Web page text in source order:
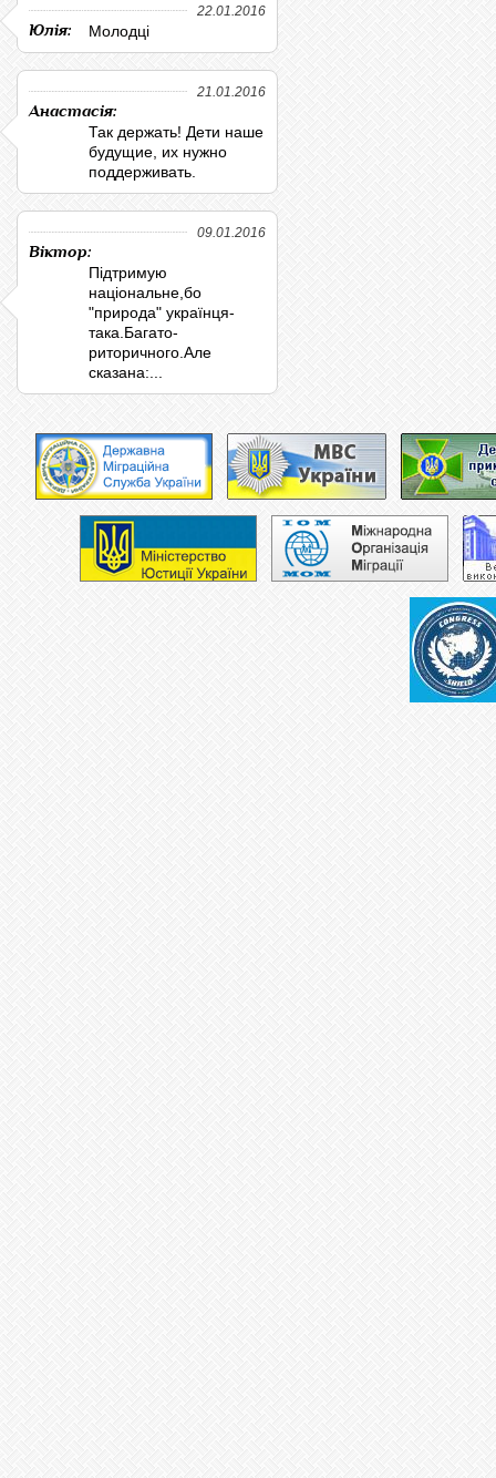
22.01.2016
Юлія: Молодці
21.01.2016
Анастасія:
Так держать! Дети наше
будущие, их нужно
поддерживать.
09.01.2016
Віктор:
Підтримую
національне,бо
"природа" українця-
така.Багато-
риторичного.Але
сказана:...